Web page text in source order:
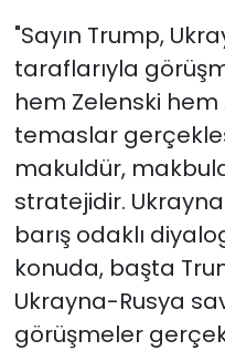
"Sayın Trump,
taraflarıyla
hem Zelenski hem
temaslar
makuldür,
stratejidir.
barış odaklı
konuda, başta
Ukrayna-Rusya
görüşmeler